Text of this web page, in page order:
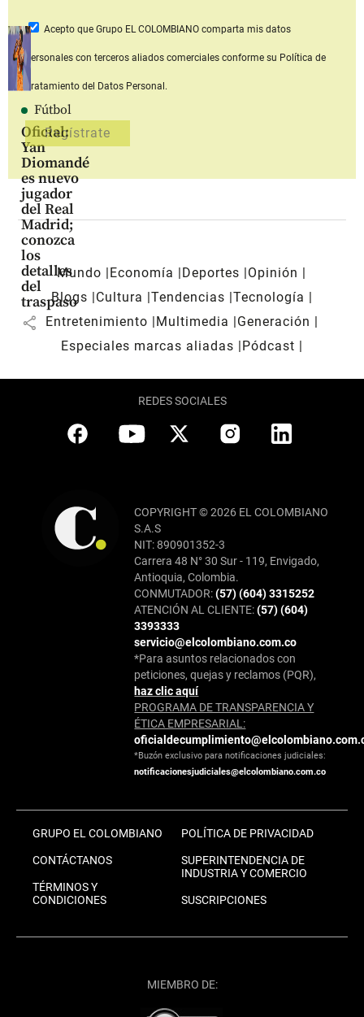
Fútbol
Oficial:
Yan
Diomandé
es nuevo
jugador
del Real
Madrid;
conozca
los
detalles
del
traspaso
share
Acepto que Grupo EL COLOMBIANOcomparta mis datos
personales con terceros aliados comerciales conforme su Política de
Tratamiento del Datos Personal.
Mundo Economía Deportes
Opinión
Blogs
Cultura Tendencias Tecnología
Entretenimiento
Multimedia
Generación
Especiales marcas aliadas
Pódcast
REDES SOCIALES
COPYRIGHT © 2026 EL COLOMBIANO
S.A.S
NIT: 890901352-3
Carrera 48 N° 30 Sur - 119, Envigado,
Antioquia, Colombia.
CONMUTADOR:(57) (604) 3315252
ATENCIÓN AL CLIENTE:(57) (604)
3393333
servicio@elcolombiano.com.co
*Para asuntos relacionados con
peticiones, quejas y reclamos (PQR),
haz clic aquí
PROGRAMA DE TRANSPARENCIA Y
ÉTICA EMPRESARIAL:
*Buzón exclusivo para notificaciones judiciales:
notificacionesjudiciales@elcolombiano.com.co
GRUPO EL COLOMBIANO
CONTÁCTANOS
TÉRMINOS Y
CONDICIONES
POLÍTICA DE PRIVACIDAD
SUPERINTENDENCIA DE
INDUSTRIA Y COMERCIO
SUSCRIPCIONES
MIEMBRO DE: